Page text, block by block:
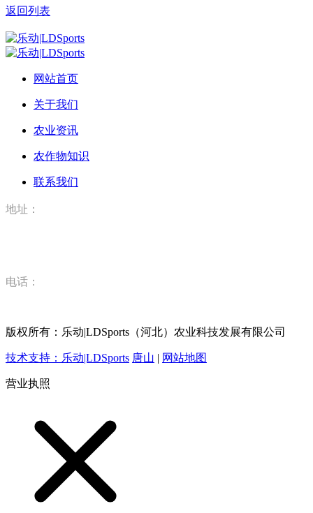
返回列表
网站首页
关于我们
农业资讯
农作物知识
联系我们
地址：
电话：
版权所有：乐动|LDSports（河北）农业科技发展有限公司
技术支持：乐动|LDSports 唐山 | 网站地图
营业执照